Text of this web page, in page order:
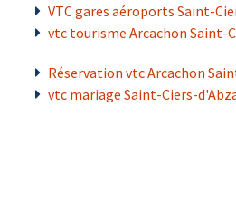
VTC gares aéroports Saint-
vtc tourisme Arcachon Saint-
Réservation vtc Arcachon
vtc mariage Saint-Ciers-